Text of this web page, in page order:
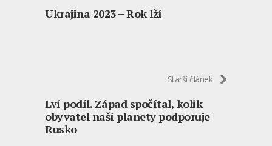
Ukrajina 2023 – Rok lží
Starší článek
Lví podíl. Západ spočítal, kolik
obyvatel naší planety podporuje
Rusko